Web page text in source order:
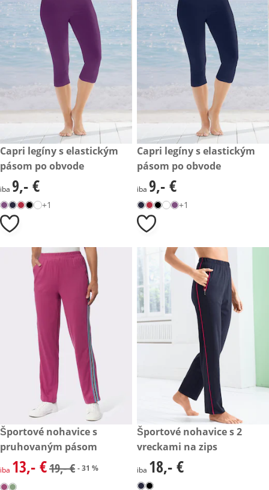
9,- €
Capri legíny s elastickým
pásom po obvode
9,- €
iba 9,- €
+1
9,- €
Capri legíny s elastickým
pásom po obvode
9,- €
iba 9,- €
+1
zľavnená cena: 13,- €, predchádzajúca cena: 19,- €
- 31 %
Športové nohavice s
pruhovaným pásom
zľavnená cena: 13,- €, predchádzajúca cena: 19,- €
iba 13,- €19,- € - 31 %
18,- €
Športové nohavice s 2
vreckami na zips
18,- €
iba 18,- €